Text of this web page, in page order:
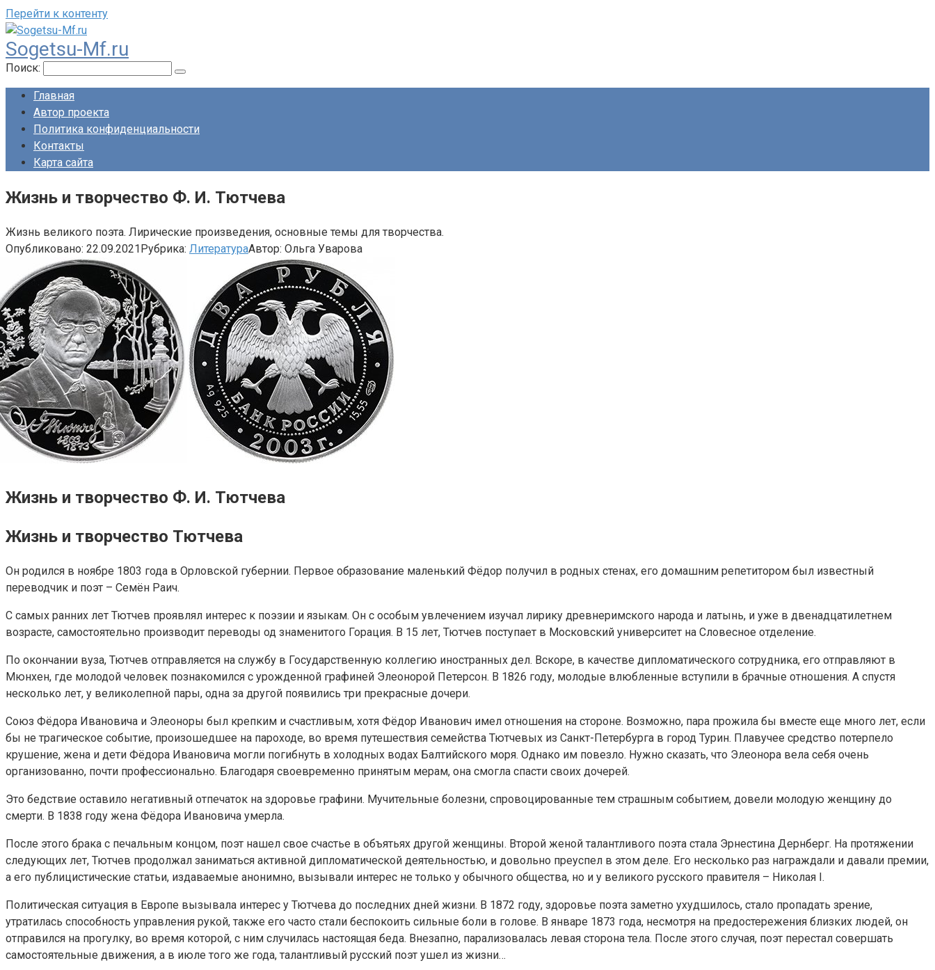
Перейти к контенту
Sogetsu-Mf.ru
Поиск:
Главная
Автор проекта
Политика конфиденциальности
Контакты
Карта сайта
Жизнь и творчество Ф. И. Тютчева
Жизнь великого поэта. Лирические произведения, основные темы для творчества.
Опубликовано: 22.09.2021Рубрика: ЛитератураАвтор: Ольга Уварова
Жизнь и творчество Ф. И. Тютчева
Жизнь и творчество Тютчева
Он родился в ноябре 1803 года в Орловской губернии. Первое образование маленький Фёдор получил в родных стенах, его домашним репетитором был известный
переводчик и поэт – Семён Раич.
С самых ранних лет Тютчев проявлял интерес к поэзии и языкам. Он с особым увлечением изучал лирику древнеримского народа и латынь, и уже в двенадцатилетнем
возрасте, самостоятельно производит переводы од знаменитого Горация. В 15 лет, Тютчев поступает в Московский университет на Словесное отделение.
По окончании вуза, Тютчев отправляется на службу в Государственную коллегию иностранных дел. Вскоре, в качестве дипломатического сотрудника, его отправляют в
Мюнхен, где молодой человек познакомился с урожденной графиней Элеонорой Петерсон. В 1826 году, молодые влюбленные вступили в брачные отношения. А спустя
несколько лет, у великолепной пары, одна за другой появились три прекрасные дочери.
Союз Фёдора Ивановича и Элеоноры был крепким и счастливым, хотя Фёдор Иванович имел отношения на стороне. Возможно, пара прожила бы вместе еще много лет, если
бы не трагическое событие, произошедшее на пароходе, во время путешествия семейства Тютчевых из Санкт-Петербурга в город Турин. Плавучее средство потерпело
крушение, жена и дети Фёдора Ивановича могли погибнуть в холодных водах Балтийского моря. Однако им повезло. Нужно сказать, что Элеонора вела себя очень
организованно, почти профессионально. Благодаря своевременно принятым мерам, она смогла спасти своих дочерей.
Это бедствие оставило негативный отпечаток на здоровье графини. Мучительные болезни, спровоцированные тем страшным событием, довели молодую женщину до
смерти. В 1838 году жена Фёдора Ивановича умерла.
После этого брака с печальным концом, поэт нашел свое счастье в объятьях другой женщины. Второй женой талантливого поэта стала Эрнестина Дернберг. На протяжении
следующих лет, Тютчев продолжал заниматься активной дипломатической деятельностью, и довольно преуспел в этом деле. Его несколько раз награждали и давали премии,
а его публицистические статьи, издаваемые анонимно, вызывали интерес не только у обычного общества, но и у великого русского правителя – Николая I.
Политическая ситуация в Европе вызывала интерес у Тютчева до последних дней жизни. В 1872 году, здоровье поэта заметно ухудшилось, стало пропадать зрение,
утратилась способность управления рукой, также его часто стали беспокоить сильные боли в голове. В январе 1873 года, несмотря на предостережения близких людей, он
отправился на прогулку, во время которой, с ним случилась настоящая беда. Внезапно, парализовалась левая сторона тела. После этого случая, поэт перестал совершать
самостоятельные движения, а в июле того же года, талантливый русский поэт ушел из жизни…